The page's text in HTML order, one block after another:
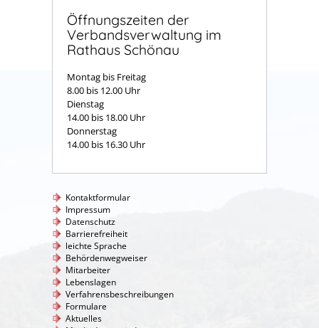
Öffnungszeiten der
Verbandsverwaltung im
Rathaus Schönau
Montag bis Freitag
8.00 bis 12.00 Uhr
Dienstag
14.00 bis 18.00 Uhr
Donnerstag
14.00 bis 16.30 Uhr
Kontaktformular
Impressum
Datenschutz
Barrierefreiheit
leichte Sprache
Behördenwegweiser
Mitarbeiter
Lebenslagen
Verfahrensbeschreibungen
Formulare
Aktuelles